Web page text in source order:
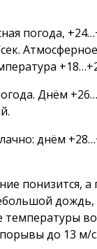
погода,
Днём
днём
понизится, а
дождь,
до 13 м/с.